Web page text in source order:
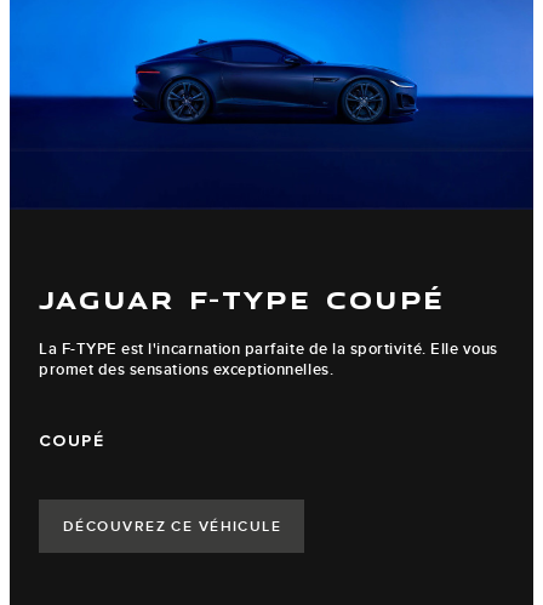
JAGUAR F-TYPE COUPÉ
La F-TYPE est l'incarnation parfaite de la sportivité. Elle vous
promet des sensations exceptionnelles.
COUPÉ
DÉCOUVREZ CE VÉHICULE